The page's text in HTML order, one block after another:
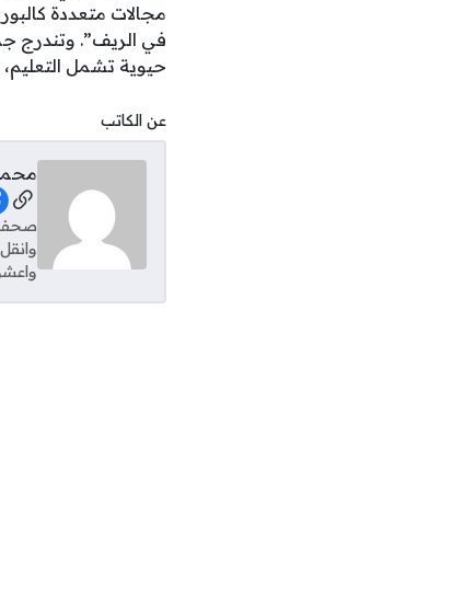
مجالات متعددة
حيوية تشمل التعليم،
عن الكاتب